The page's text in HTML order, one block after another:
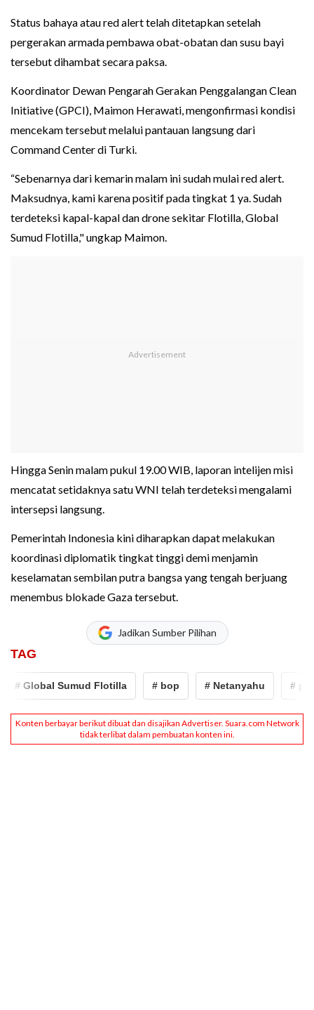
Status bahaya atau red alert telah ditetapkan setelah
pergerakan armada pembawa obat-obatan dan susu bayi
tersebut dihambat secara paksa.
Koordinator Dewan Pengarah Gerakan Penggalangan Clean
Initiative (GPCI), Maimon Herawati, mengonfirmasi kondisi
mencekam tersebut melalui pantauan langsung dari
Command Center di Turki.
“Sebenarnya dari kemarin malam ini sudah mulai red alert.
Maksudnya, kami karena positif pada tingkat 1 ya. Sudah
terdeteksi kapal-kapal dan drone sekitar Flotilla, Global
Sumud Flotilla," ungkap Maimon.
Hingga Senin malam pukul 19.00 WIB, laporan intelijen misi
mencatat setidaknya satu WNI telah terdeteksi mengalami
intersepsi langsung.
Pemerintah Indonesia kini diharapkan dapat melakukan
koordinasi diplomatik tingkat tinggi demi menjamin
keselamatan sembilan putra bangsa yang tengah berjuang
menembus blokade Gaza tersebut.
Jadikan Sumber Pilihan
TAG
Sumud Flotilla # bop # Netanyahu # prabowo